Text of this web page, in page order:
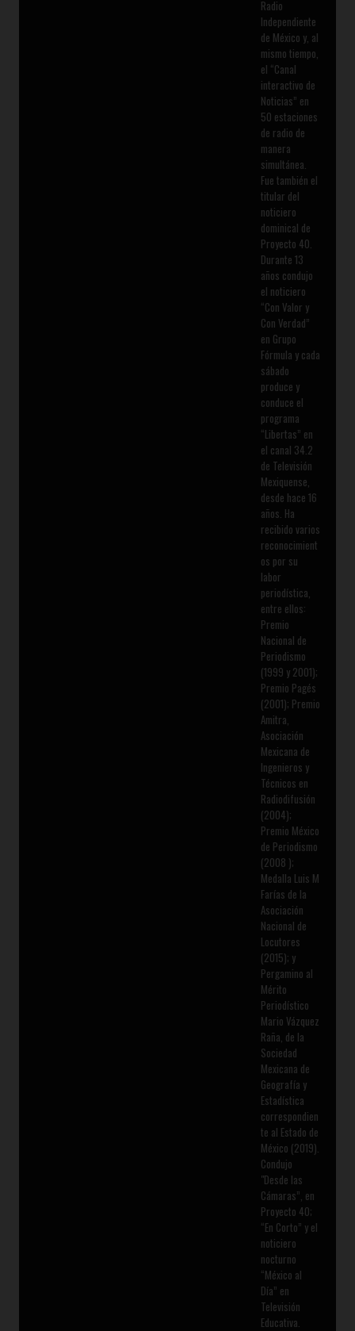
Radio
Independiente
de México y, al
mismo tiempo,
el “Canal
interactivo de
Noticias” en
50 estaciones
de radio de
manera
simultánea.
Fue también el
titular del
noticiero
dominical de
Proyecto 40.
Durante 13
años condujo
el noticiero
“Con Valor y
Con Verdad”
en Grupo
Fórmula y cada
sábado
produce y
conduce el
programa
“Libertas” en
el canal 34.2
de Televisión
Mexiquense,
desde hace 16
años. Ha
recibido varios
reconocimient
os por su
labor
periodística,
entre ellos:
Premio
Nacional de
Periodismo
(1999 y 2001);
Premio Pagés
(2001); Premio
Amitra,
Asociación
Mexicana de
Ingenieros y
Técnicos en
Radiodifusión
(2004);
Premio México
de Periodismo
(2008 );
Medalla Luis M
Farías de la
Asociación
Nacional de
Locutores
(2015); y
Pergamino al
Mérito
Periodístico
Mario Vázquez
Raña, de la
Sociedad
Mexicana de
Geografía y
Estadística
correspondien
te al Estado de
México (2019).
Condujo
"Desde las
Cámaras”, en
Proyecto 40;
“En Corto” y el
noticiero
nocturno
“México al
Día” en
Televisión
Educativa.